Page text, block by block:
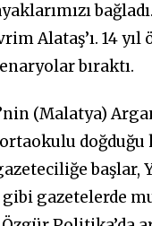
Alataş’ı. 14
bıraktı.
(Malatya)
doğduğu
gazetelerde